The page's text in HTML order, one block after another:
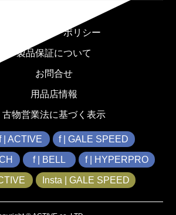
プライバシーポリシー
製品保証について
お問合せ
用品店情報
古物営業法に基づく表示
| ACTIVE f | GALE SPEED
f | BELL f | HYPERPRO
Insta | GALE SPEED